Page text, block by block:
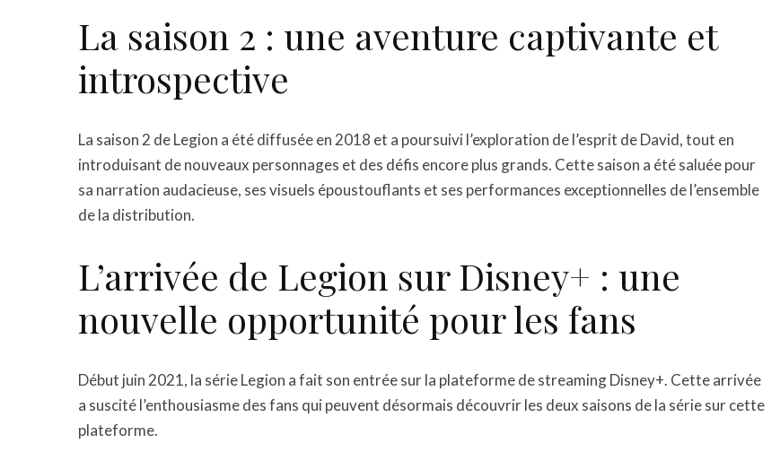
La saison 2 : une aventure captivante et
introspective
La saison 2 de Legion a été diffusée en 2018 et a poursuivi l’exploration de l’esprit de David, tout en
introduisant de nouveaux personnages et des défis encore plus grands. Cette saison a été saluée pour
sa narration audacieuse, ses visuels époustouflants et ses performances exceptionnelles de l’ensemble
de la distribution.
L’arrivée de Legion sur Disney+ : une
nouvelle opportunité pour les fans
Début juin 2021, la série Legion a fait son entrée sur la plateforme de streaming Disney+. Cette arrivée
a suscité l’enthousiasme des fans qui peuvent désormais découvrir les deux saisons de la série sur cette
plateforme.